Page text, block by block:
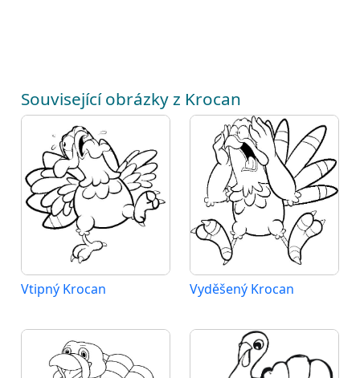
Související obrázky z Krocan
Vtipný Krocan Vyděšený Krocan